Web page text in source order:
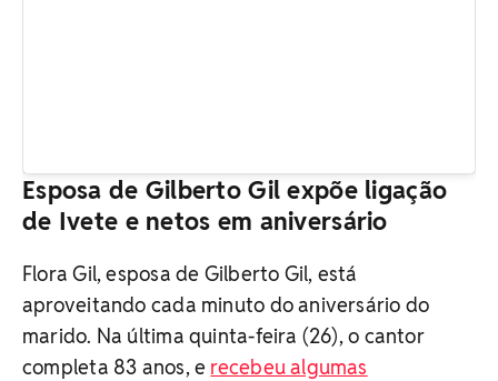
Esposa de Gilberto Gil expõe ligação
de Ivete e netos em aniversário
Flora Gil, esposa de Gilberto Gil, está
aproveitando cada minuto do aniversário do
marido. Na última quinta-feira (26), o cantor
completa 83 anos, e recebeu algumas